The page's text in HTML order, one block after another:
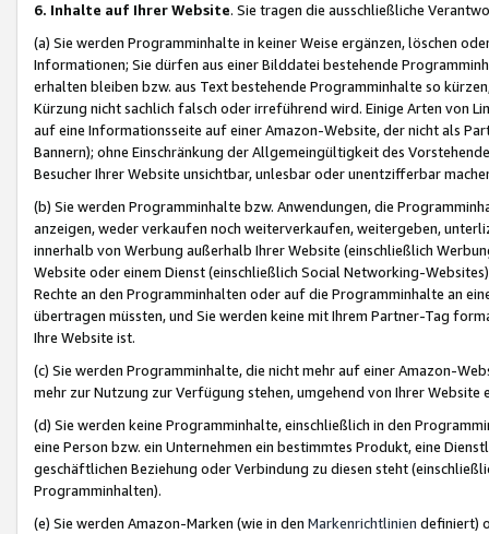
6. Inhalte auf Ihrer Website. Sie tragen die ausschließliche
(a) Sie werden Programminhalte in keiner Weise ergänzen, löschen
Informationen; Sie dürfen aus einer Bilddatei bestehende
erhalten bleiben bzw. aus Text bestehende Programminhalte so
Kürzung nicht sachlich falsch oder irreführend wird. Einige Arten von
auf eine Informationsseite auf einer Amazon-Website, der nicht als
Bannern); ohne Einschränkung der Allgemeingültigkeit des
Besucher Ihrer Website unsichtbar, unlesbar oder unentzifferbar
(b) Sie werden Programminhalte bzw. Anwendungen, die
anzeigen, weder verkaufen noch weiterverkaufen, weitergeben,
innerhalb von Werbung außerhalb Ihrer Website (einschließlich
Website oder einem Dienst (einschließlich Social Networking-
Rechte an den Programminhalten oder auf die Programminhalte an
übertragen müssten, und Sie werden keine mit Ihrem Partner-Tag
Ihre Website ist.
(c) Sie werden Programminhalte, die nicht mehr auf einer Amazon-
mehr zur Nutzung zur Verfügung stehen, umgehend von Ihrer
(d) Sie werden keine Programminhalte, einschließlich in den
eine Person bzw. ein Unternehmen ein bestimmtes Produkt, eine
geschäftlichen Beziehung oder Verbindung zu diesen steht
Programminhalten).
(e) Sie werden Amazon-Marken (wie in den Markenrichtlinien definiert)